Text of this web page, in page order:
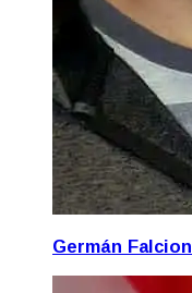
Germán